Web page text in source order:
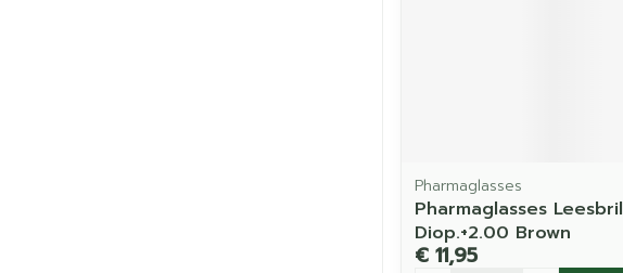
Pharmaglasses
Pharmaglasses Leesbril
Diop.+2.00 Brown
€ 11,95